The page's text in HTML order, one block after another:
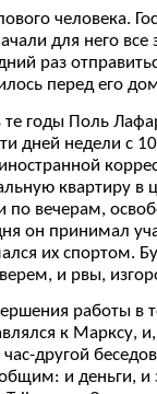
человека.
для него
раз
перед его
те годы Поль
дней недели с
квартиру в
по вечерам,
он принимал
их спортом.
и рвы,
работы
к Марксу,
другой
и деньги,